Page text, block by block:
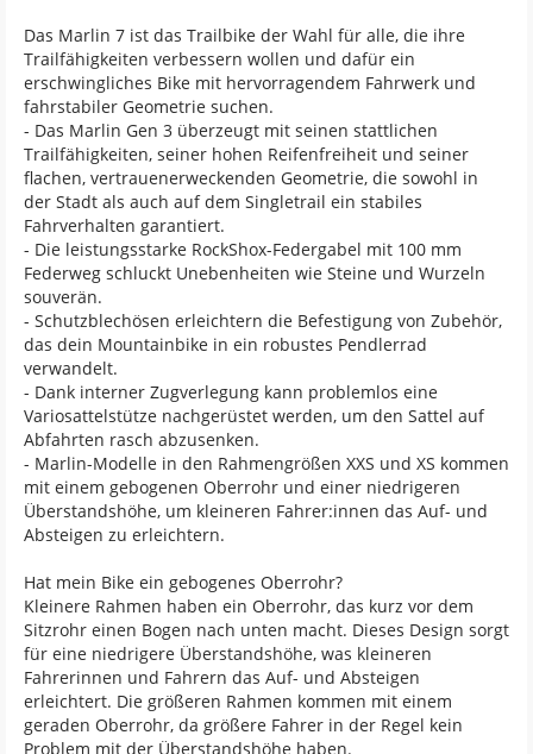
Das Marlin 7 ist das Trailbike der Wahl für alle, die ihre
Trailfähigkeiten verbessern wollen und dafür ein
erschwingliches Bike mit hervorragendem Fahrwerk und
fahrstabiler Geometrie suchen.
- Das Marlin Gen 3 überzeugt mit seinen stattlichen
Trailfähigkeiten, seiner hohen Reifenfreiheit und seiner
flachen, vertrauenerweckenden Geometrie, die sowohl in
der Stadt als auch auf dem Singletrail ein stabiles
Fahrverhalten garantiert.
- Die leistungsstarke RockShox-Federgabel mit 100 mm
Federweg schluckt Unebenheiten wie Steine und Wurzeln
souverän.
- Schutzblechösen erleichtern die Befestigung von Zubehör,
das dein Mountainbike in ein robustes Pendlerrad
verwandelt.
- Dank interner Zugverlegung kann problemlos eine
Variosattelstütze nachgerüstet werden, um den Sattel auf
Abfahrten rasch abzusenken.
- Marlin-Modelle in den Rahmengrößen XXS und XS kommen
mit einem gebogenen Oberrohr und einer niedrigeren
Überstandshöhe, um kleineren Fahrer:innen das Auf- und
Absteigen zu erleichtern.
Hat mein Bike ein gebogenes Oberrohr?
Kleinere Rahmen haben ein Oberrohr, das kurz vor dem
Sitzrohr einen Bogen nach unten macht. Dieses Design sorgt
für eine niedrigere Überstandshöhe, was kleineren
Fahrerinnen und Fahrern das Auf- und Absteigen
erleichtert. Die größeren Rahmen kommen mit einem
geraden Oberrohr, da größere Fahrer in der Regel kein
Problem mit der Überstandshöhe haben.